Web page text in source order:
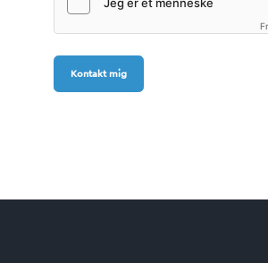
Kontakt mig